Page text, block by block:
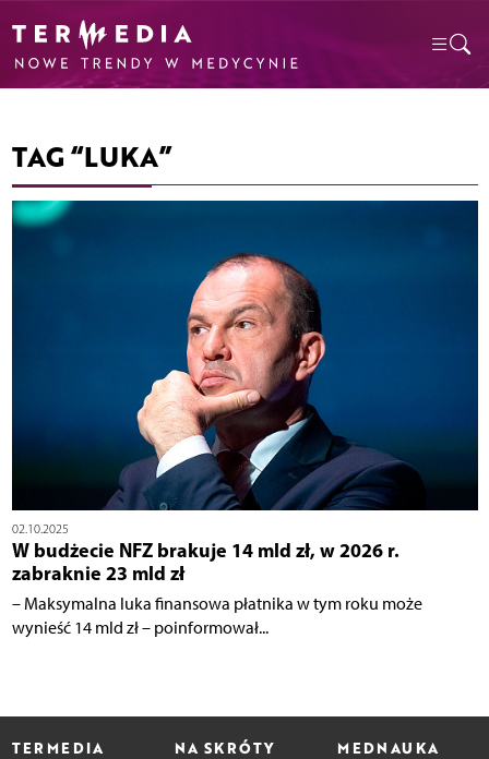
TAG “LUKA”
02.10.2025
W budżecie NFZ brakuje 14 mld zł, w 2026 r.
zabraknie 23 mld zł
– Maksymalna luka finansowa płatnika w tym roku może
wynieść 14 mld zł – poinformował...
TERMEDIA NA SKRÓTY MEDNAUKA